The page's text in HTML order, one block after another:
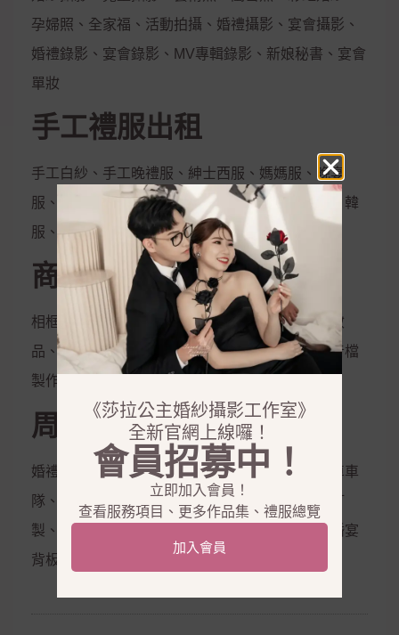
孕婦照、全家福、活動拍攝、婚禮攝影、宴會攝影、
婚禮錄影、宴會錄影、MV專輯錄影、新娘秘書、宴會
單妝
手工禮服出租
手工白紗、手工晚禮服、紳士西服、媽媽服、晚宴
服、伴娘服、孕婦禮服、秀和服、龍鳳掛、唐服、韓
服、花童服
商品銷售
相框、相本、雜誌本、喜帖、定妝液、控油保濕妝
品、隱形內衣、新娘捧花、拍照鮮花束，電子影音檔
製作
周邊合作
婚禮企劃、婚禮主持、會場佈置、婚禮樂團、禮車車
隊、西服訂製、金飾銀飾租借、鑽戒訂製、婚鞋訂
製、美甲、美睫、霧眉、拍攝道具、婚禮道具、婚宴
背板、婚宴會館
《莎拉公主婚紗攝影工作室》
全新官網上線囉！
會員招募中！
立即加入會員！
查看服務項目、更多作品集、禮服總覽
加入會員